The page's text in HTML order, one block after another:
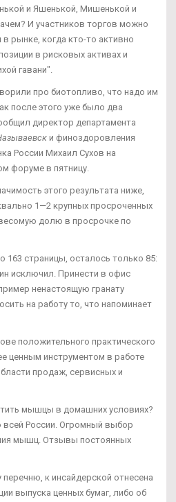
и Яшенькой, Мишенькой и
И участников торгов можно
рынке, когда кто-то активно
в рисковых активах и
гавани".
про биотопливо, что надо им
после этого уже было два
директор департамента
и финоздоровления
России Михаил Сухов на
форуме в пятницу.
этого результата ниже,
1—2 крупных просроченных
долю в просрочке по
163 страницы, осталось только 85:
исключил. Принести в офис
ненастоящую гранату
на работу то, что напоминает
положительного практического
ценным инструментом в работе
продаж, сервисных и
мышцы в домашних условиях?
всей России. Огромный выбор
мышц. Отзывы постоянных
к инсайдерской отнесена
выпуска ценных бумаг, либо об